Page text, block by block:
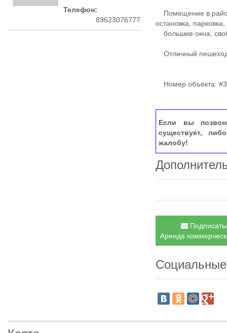
Телефон:
89623076777
Помещение в
остановка, парковка,
большие окна,
Отличный
Номер объекта:
Если вы
существует,
жалобу!
Аренда